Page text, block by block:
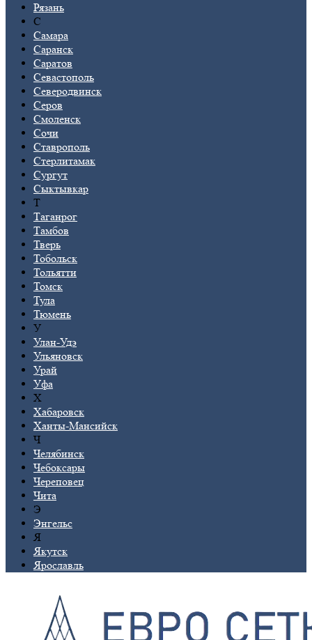
Рязань
С
Самара
Саранск
Саратов
Севастополь
Северодвинск
Серов
Смоленск
Сочи
Ставрополь
Стерлитамак
Сургут
Сыктывкар
Т
Таганрог
Тамбов
Тверь
Тобольск
Тольятти
Томск
Тула
Тюмень
У
Улан-Удэ
Ульяновск
Урай
Уфа
Х
Хабаровск
Ханты-Мансийск
Ч
Челябинск
Чебоксары
Череповец
Чита
Э
Энгельс
Я
Якутск
Ярославль